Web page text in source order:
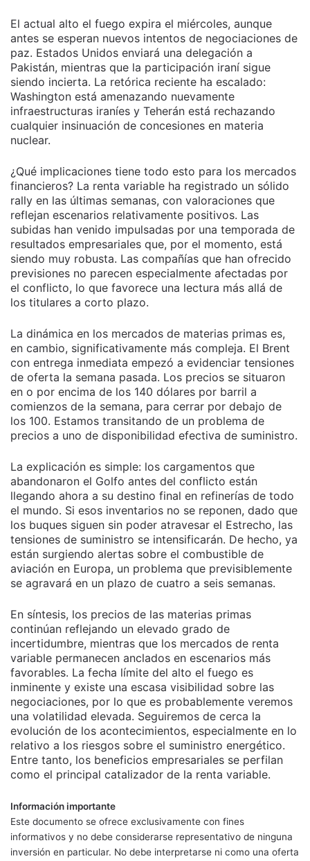
El actual alto el fuego expira el miércoles, aunque
antes se esperan nuevos intentos de negociaciones de
paz. Estados Unidos enviará una delegación a
Pakistán, mientras que la participación iraní sigue
siendo incierta. La retórica reciente ha escalado:
Washington está amenazando nuevamente
infraestructuras iraníes y Teherán está rechazando
cualquier insinuación de concesiones en materia
nuclear.
¿Qué implicaciones tiene todo esto para los mercados
financieros? La renta variable ha registrado un sólido
rally en las últimas semanas, con valoraciones que
reflejan escenarios relativamente positivos. Las
subidas han venido impulsadas por una temporada de
resultados empresariales que, por el momento, está
siendo muy robusta. Las compañías que han ofrecido
previsiones no parecen especialmente afectadas por
el conflicto, lo que favorece una lectura más allá de
los titulares a corto plazo.
La dinámica en los mercados de materias primas es,
en cambio, significativamente más compleja. El Brent
con entrega inmediata empezó a evidenciar tensiones
de oferta la semana pasada. Los precios se situaron
en o por encima de los 140 dólares por barril a
comienzos de la semana, para cerrar por debajo de
los 100. Estamos transitando de un problema de
precios a uno de disponibilidad efectiva de suministro.
La explicación es simple: los cargamentos que
abandonaron el Golfo antes del conflicto están
llegando ahora a su destino final en refinerías de todo
el mundo. Si esos inventarios no se reponen, dado que
los buques siguen sin poder atravesar el Estrecho, las
tensiones de suministro se intensificarán. De hecho, ya
están surgiendo alertas sobre el combustible de
aviación en Europa, un problema que previsiblemente
se agravará en un plazo de cuatro a seis semanas.
En síntesis, los precios de las materias primas
continúan reflejando un elevado grado de
incertidumbre, mientras que los mercados de renta
variable permanecen anclados en escenarios más
favorables. La fecha límite del alto el fuego es
inminente y existe una escasa visibilidad sobre las
negociaciones, por lo que es probablemente veremos
una volatilidad elevada. Seguiremos de cerca la
evolución de los acontecimientos, especialmente en lo
relativo a los riesgos sobre el suministro energético.
Entre tanto, los beneficios empresariales se perfilan
como el principal catalizador de la renta variable.
Información importante
Este documento se ofrece exclusivamente con fines
informativos y no debe considerarse representativo de ninguna
inversión en particular. No debe interpretarse ni como una oferta